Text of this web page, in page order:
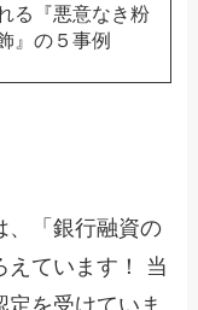
る『悪意なき粉
』の５事例
、「銀行融資の
えています！ 当
を受けていま